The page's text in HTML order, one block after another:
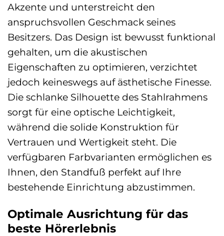
Akzente und unterstreicht den
anspruchsvollen Geschmack seines
Besitzers. Das Design ist bewusst funktional
gehalten, um die akustischen
Eigenschaften zu optimieren, verzichtet
jedoch keineswegs auf ästhetische Finesse.
Die schlanke Silhouette des Stahlrahmens
sorgt für eine optische Leichtigkeit,
während die solide Konstruktion für
Vertrauen und Wertigkeit steht. Die
verfügbaren Farbvarianten ermöglichen es
Ihnen, den Standfuß perfekt auf Ihre
bestehende Einrichtung abzustimmen.
Optimale Ausrichtung für das
beste Hörerlebnis